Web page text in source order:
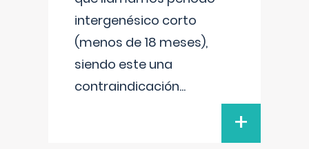
intergenésico corto
(menos de 18 meses),
siendo este una
contraindicación...
+